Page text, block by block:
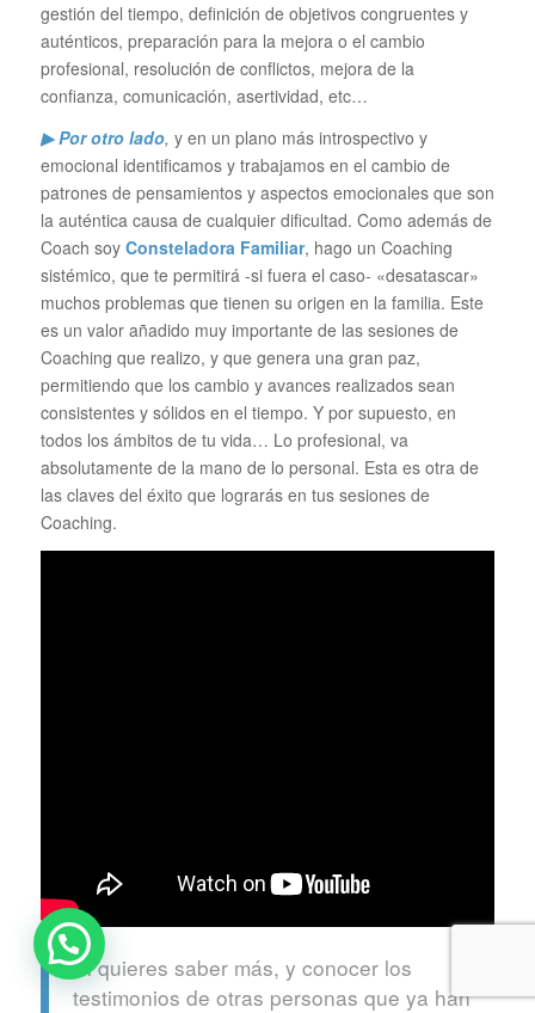
gestión del tiempo, definición de objetivos congruentes y
auténticos, preparación para la mejora o el cambio
profesional, resolución de conflictos, mejora de la
confianza, comunicación, asertividad, etc…
▶ Por otro lado, y en un plano más introspectivo y
emocional identificamos y trabajamos en el cambio de
patrones de pensamientos y aspectos emocionales que son
la auténtica causa de cualquier dificultad. Como además de
Coach soy Consteladora Familiar, hago un Coaching
sistémico, que te permitirá -si fuera el caso- «desatascar»
muchos problemas que tienen su origen en la familia. Este
es un valor añadido muy importante de las sesiones de
Coaching que realizo, y que genera una gran paz,
permitiendo que los cambio y avances realizados sean
consistentes y sólidos en el tiempo. Y por supuesto, en
todos los ámbitos de tu vida… Lo profesional, va
absolutamente de la mano de lo personal. Esta es otra de
las claves del éxito que lograrás en tus sesiones de
Coaching.
Si quieres saber más, y conocer los
testimonios de otras personas que ya han